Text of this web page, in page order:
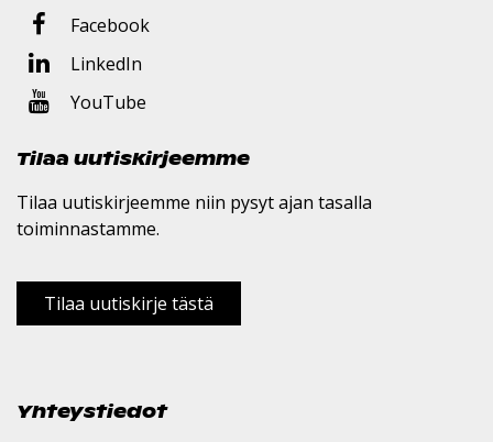
Facebook
LinkedIn
YouTube
Tilaa uutiskirjeemme
Tilaa uutiskirjeemme niin pysyt ajan tasalla
toiminnastamme.
Tilaa uutiskirje tästä
Yhteystiedot